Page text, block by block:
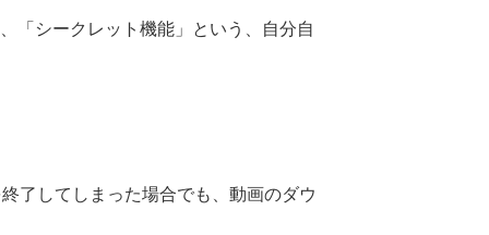
「シークレット機能」という、自分自
了してしまった場合でも、動画のダウ